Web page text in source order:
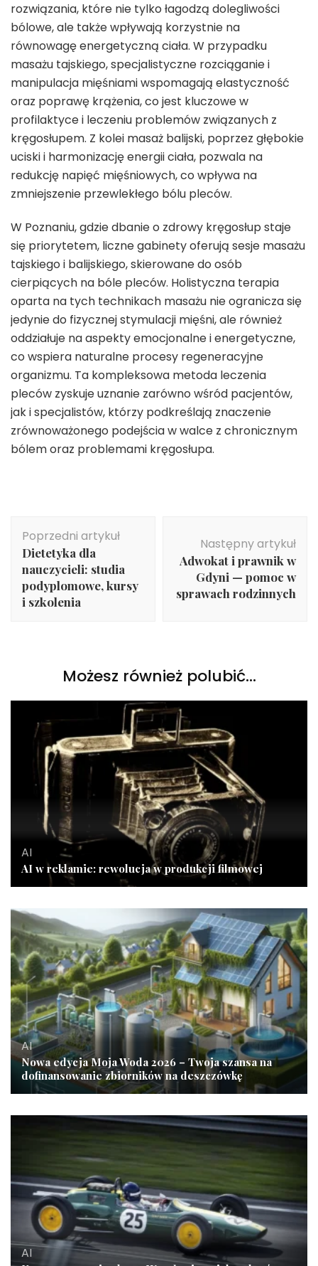
rozwiązania, które nie tylko łagodzą dolegliwości
bólowe, ale także wpływają korzystnie na
równowagę energetyczną ciała. W przypadku
masażu tajskiego, specjalistyczne rozciąganie i
manipulacja mięśniami wspomagają elastyczność
oraz poprawę krążenia, co jest kluczowe w
profilaktyce i leczeniu problemów związanych z
kręgosłupem. Z kolei masaż balijski, poprzez głębokie
uciski i harmonizację energii ciała, pozwala na
redukcję napięć mięśniowych, co wpływa na
zmniejszenie przewlekłego bólu pleców.
W Poznaniu, gdzie dbanie o zdrowy kręgosłup staje
się priorytetem, liczne gabinety oferują sesje masażu
tajskiego i balijskiego, skierowane do osób
cierpiących na bóle pleców. Holistyczna terapia
oparta na tych technikach masażu nie ogranicza się
jedynie do fizycznej stymulacji mięśni, ale również
oddziałuje na aspekty emocjonalne i energetyczne,
co wspiera naturalne procesy regeneracyjne
organizmu. Ta kompleksowa metoda leczenia
pleców zyskuje uznanie zarówno wśród pacjentów,
jak i specjalistów, którzy podkreślają znaczenie
zrównoważonego podejścia w walce z chronicznym
bólem oraz problemami kręgosłupa.
wpisu
Poprzedni artykuł
Dietetyka dla
nauczycieli: studia
podyplomowe, kursy
i szkolenia
Następny artykuł
Adwokat i prawnik w
Gdyni — pomoc w
sprawach rodzinnych
Możesz również polubić…
AI
AI w reklamie: rewolucja w produkcji filmowej
AI
Nowa edycja Moja Woda 2026 – Twoja szansa na
dofinansowanie zbiorników na deszczówkę
AI